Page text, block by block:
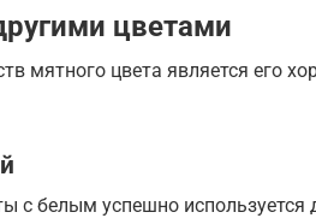
цветами
мятного цвета является его
с белым успешно